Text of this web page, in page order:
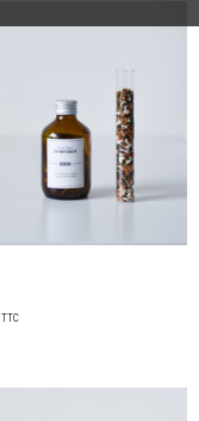
TTC